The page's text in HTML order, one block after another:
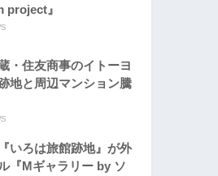
project』
・住友商事のイトーヨ
地と周辺マンション騰
いろは旅館跡地』が外
『Mギャラリー by ソ